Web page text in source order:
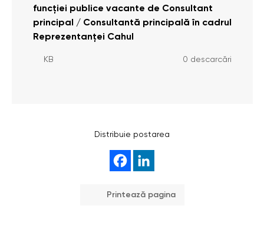
funcției publice vacante de Consultant
principal / Consultantă principală în cadrul
Reprezentanței Cahul
KB 0 descarcări
Distribuie postarea
Printează pagina